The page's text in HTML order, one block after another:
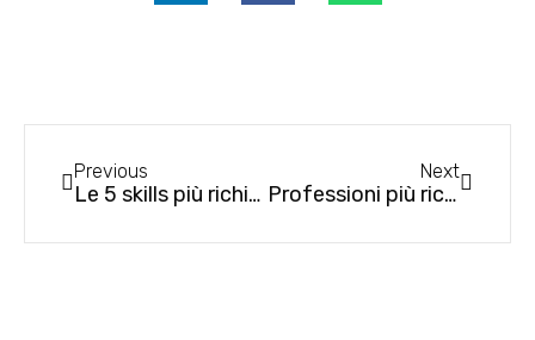
Previous
Le 5 skills più richieste dalle aziende innovative
Next
Professioni più richieste nel 2022: ecco i lavori del futuro